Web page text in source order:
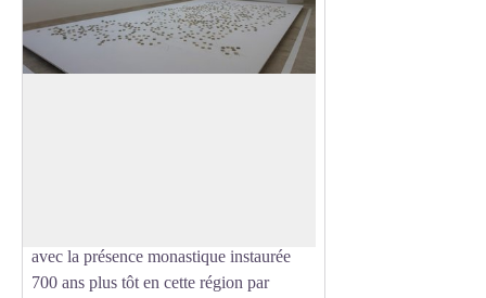
avec la présence monastique instaurée
700 ans plus tôt en cette région par